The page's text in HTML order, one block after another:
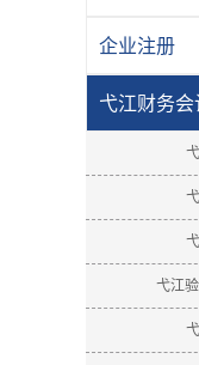
企业注册
弋江财务会
弋江